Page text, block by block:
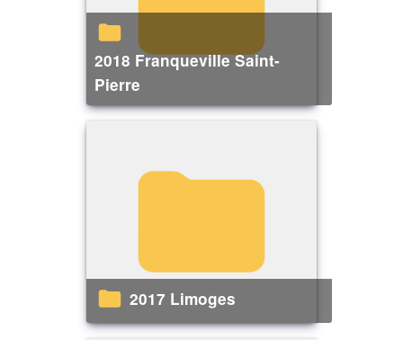
2018 Franqueville Saint-
Pierre
2017 Limoges